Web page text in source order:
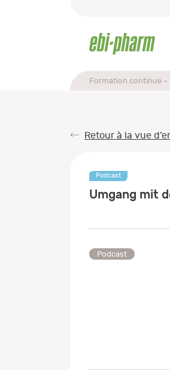
Formation continue
Retour à la vue
Podcast
Umgang mit
Podcast